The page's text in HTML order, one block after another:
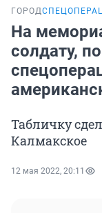
ГОРОД
На
солдату,
Табличку
Калмакское
12 мая 2022, 20:11